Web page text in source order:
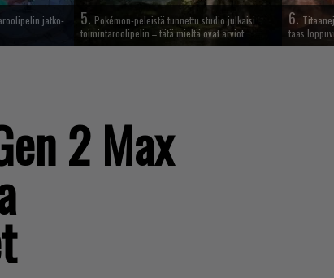
jatko-
5. Pokémon-peleistä tunnettu studio julkaisi
toimintaroolipelin – tätä mieltä ovat arviot
6.
taas
2 Max